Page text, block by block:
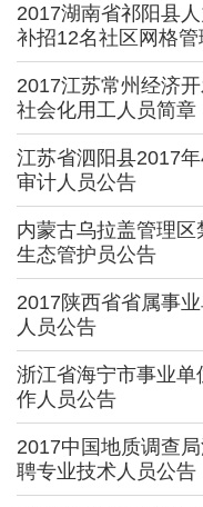
2017湖南省祁阳县
补招12名社区网格
2017江苏常州经济
社会化用工人员简章
江苏省泗阳县2017
审计人员公告
内蒙古乌拉盖管理
生态管护员公告
2017陕西省省属事
人员公告
浙江省海宁市事业
作人员公告
2017中国地质调查
聘专业技术人员公告